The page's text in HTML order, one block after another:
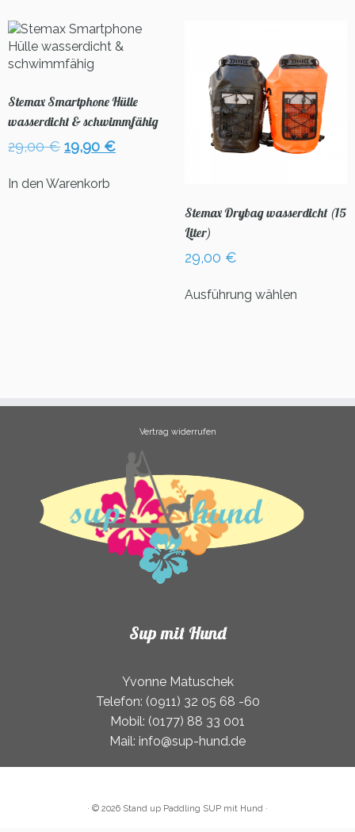
Varianten
auf.
können
auf
Stemax Smartphone Hülle
wasserdicht & schwimmfähig
29,00€ Ursprünglicher
war:
19,90 €Aktueller
In den Warenkorb
Stemax Drybag wasserdicht (15
Liter)
29,00 €
Ausführung wählenProdukt
Optionen
werden
Vertrag widerrufen
Sup mit Hund
Yvonne Matuschek
Telefon: (0911) 32 05 68 -60
Mobil: (0177) 88 33 001
Mail: info@sup-hund.de
· © 2026 Stand up Paddling SUP mit Hund ·